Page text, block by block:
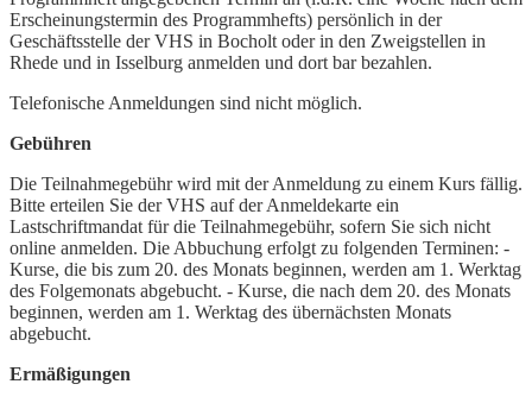
Erscheinungstermin des Programmhefts) persönlich in der
Geschäftsstelle der VHS in Bocholt oder in den Zweigstellen in
Rhede und in Isselburg anmelden und dort bar bezahlen.
Telefonische Anmeldungen sind nicht möglich.
Gebühren
Die Teilnahmegebühr wird mit der Anmeldung zu einem Kurs fällig.
Bitte erteilen Sie der VHS auf der Anmeldekarte ein
Lastschriftmandat für die Teilnahmegebühr, sofern Sie sich nicht
online anmelden. Die Abbuchung erfolgt zu folgenden Terminen: -
Kurse, die bis zum 20. des Monats beginnen, werden am 1. Werktag
des Folgemonats abgebucht. - Kurse, die nach dem 20. des Monats
beginnen, werden am 1. Werktag des übernächsten Monats
abgebucht.
Ermäßigungen